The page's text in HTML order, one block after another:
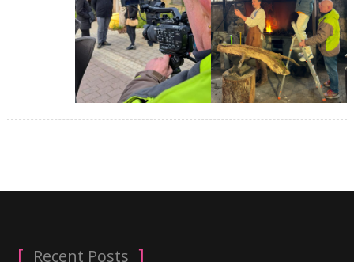
Recent Posts